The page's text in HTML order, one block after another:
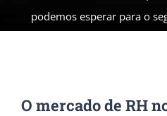
podemos esperar para o
O mercado de RH